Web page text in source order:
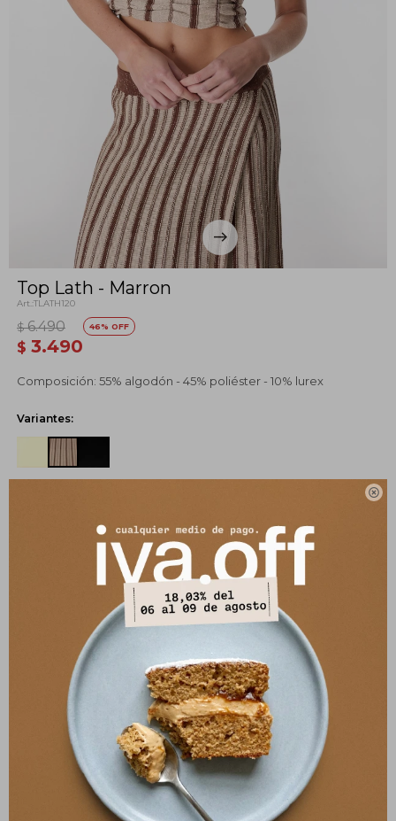

Top Lath - Marron
TLATH120
$ 3.490
$ 6.490 46
Composición: 55% algodón - 45% poliéster - 10% lurex
Variantes:
SELECCIONAR TALLE
COMPRAR
Ver opciones de pago y planes de cuotas
Cambios y Devoluciones